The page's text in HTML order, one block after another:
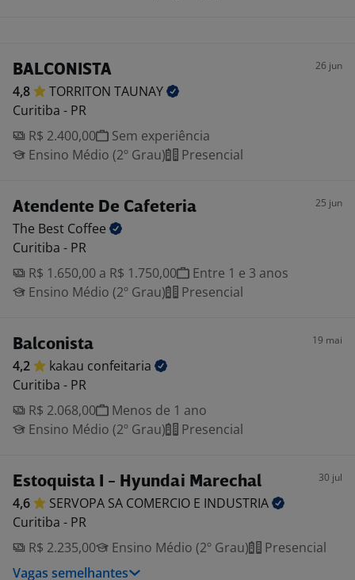
BALCONISTA 26 jun
4,8 TORRITON TAUNAY
Curitiba - PR
R$ 2.400,00
Sem experiência
Ensino Médio (2º Grau)
Presencial
Atendente De Cafeteria 25 jun
The Best Coffee
Curitiba - PR
R$ 1.650,00 a R$ 1.750,00
Entre 1 e 3 anos
Ensino Médio (2º Grau)
Presencial
Balconista 19 mai
4,2 kakau confeitaria
Curitiba - PR
R$ 2.068,00
Menos de 1 ano
Ensino Médio (2º Grau)
Presencial
Estoquista I - Hyundai Marechal 30 jul
4,6 SERVOPA SA COMERCIO E INDUSTRIA
Curitiba - PR
R$ 2.235,00
Ensino Médio (2º Grau)
Presencial
Vagas semelhantes